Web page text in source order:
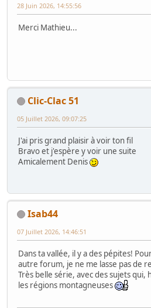
28 Juin 2026, 14:55:56
Merci Mathieu...
Clic-Clac 51
05 Juillet 2026, 09:07:25
J'ai pris grand plaisir à voir ton fil
Bravo et j'espère y voir une suite
Amicalement Denis
Isab44
07 Juillet 2026, 14:46:51
Dans ta vallée, il y a des pépites!
autre forum, je ne me lasse pas de
Très belle série, avec des sujets
les régions montagneuses